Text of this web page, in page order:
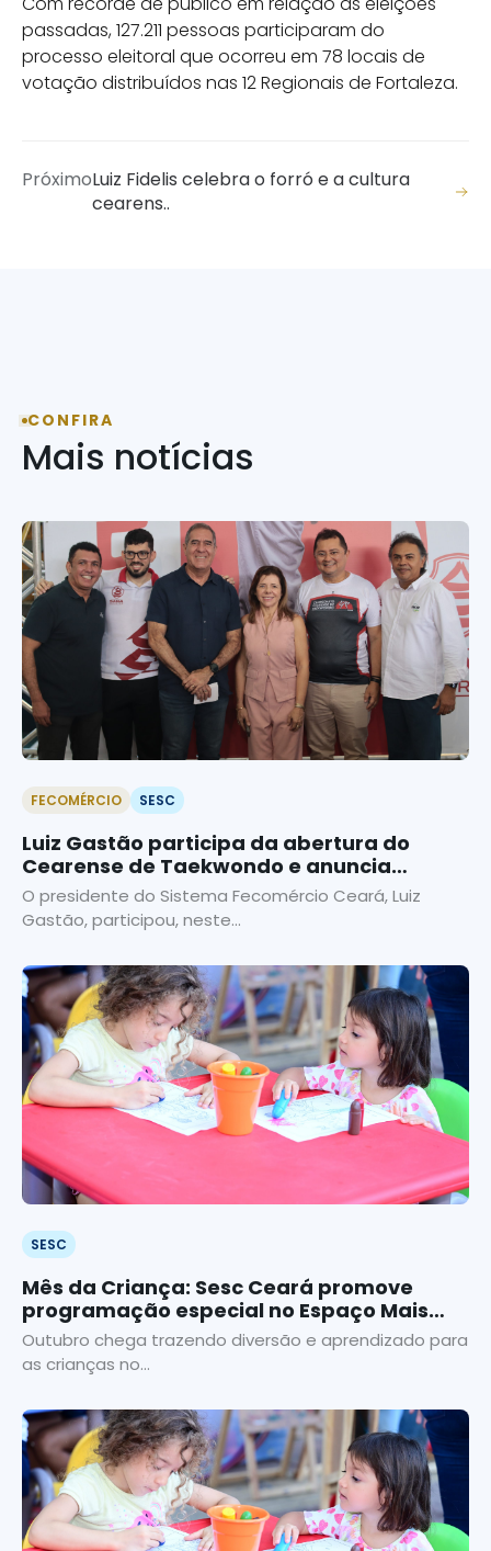
passadas, 127.211 pessoas participaram do
processo eleitoral que ocorreu em 78 locais de
votação distribuídos nas 12 Regionais de Fortaleza.
PróximoLuiz Fidelis celebra o forró e a cultura
cearens..
CONFIRA
Mais notícias
FECOMÉRCIO SESC
Luiz Gastão participa da abertura do
Cearense de Taekwondo e anuncia
expansão da modalidade
O presidente do Sistema Fecomércio Ceará, Luiz
Gastão, participou, neste...
SESC
Mês da Criança: Sesc Ceará promove
programação especial no Espaço Mais
Infância
Outubro chega trazendo diversão e aprendizado para
as crianças no...